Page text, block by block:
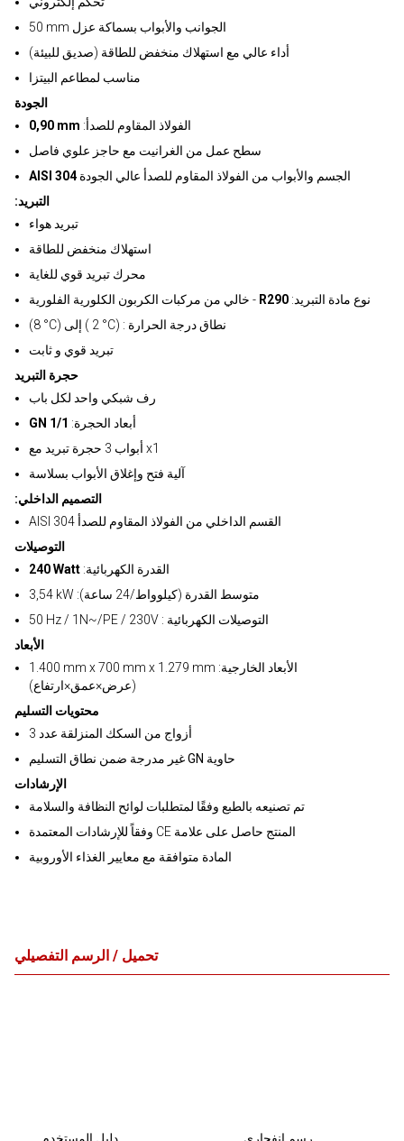
50 mm الجوانب والأبواب بسماكة عزل
أداء عالي مع استهلاك منخفض للطاقة (صديق للبيئة)
مناسب لمطاعم البيتزا
الجودة
0,90 mm :الفولاذ المقاوم للصدأ
سطح عمل من الغرانيت مع حاجز علوي فاصل
AISI 304 الجسم والأبواب من الفولاذ المقاوم للصدأ عالي الجودة
:التبريد
تبريد هواء
استهلاك منخفض للطاقة
محرك تبريد قوي للغاية
خالي من مركبات الكربون الكلورية الفلورية - R290 :نوع مادة التبريد
(8 °C) إلى ( 2 °C) : نطاق درجة الحرارة
تبريد قوي و ثابت
حجرة التبريد
رف شبكي واحد لكل باب
GN 1/1 :أبعاد الحجرة
أبواب 3 حجرة تبريد مع x1
آلية فتح وإغلاق الأبواب بسلاسة
:التصميم الداخلي
AISI 304 القسم الداخلي من الفولاذ المقاوم للصدأ
التوصيلات
240 Watt :القدرة الكهربائية
3,54 kW :متوسط القدرة (كيلوواط/24 ساعة)
50 Hz / 1N~/PE / 230V : التوصيلات الكهربائية
الأبعاد
1.400 mm x 700 mm x 1.279 mm :الأبعاد الخارجية
(عرض×عمق×ارتفاع)
محتويات التسليم
3 أزواج من السكك المنزلقة عدد
غير مدرجة ضمن نطاق التسليم GN حاوية
الإرشادات
تم تصنيعه بالطبع وفقًا لمتطلبات لوائح النظافة والسلامة
وفقاً للإرشادات المعتمدة CE المنتج حاصل على علامة
المادة متوافقة مع معايير الغذاء الأوروبية
تحميل / الرسم التفصيلي